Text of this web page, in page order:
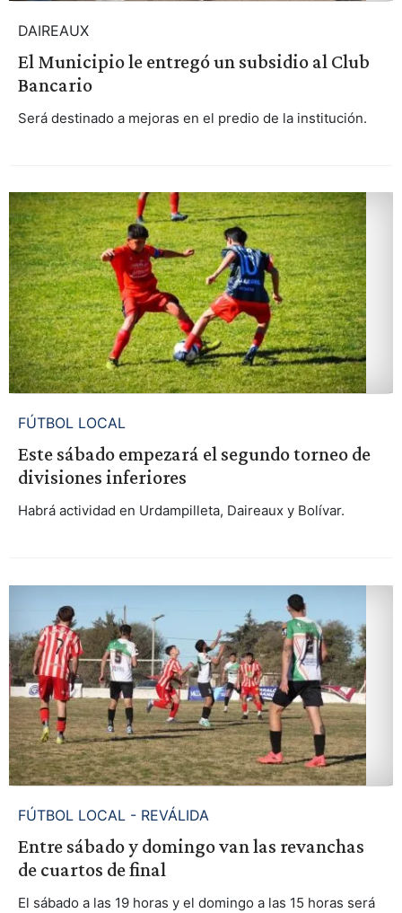
DAIREAUX
El Municipio le entregó un subsidio al Club
Bancario
Será destinado a mejoras en el predio de la institución.
FÚTBOL LOCAL
Este sábado empezará el segundo torneo de
divisiones inferiores
Habrá actividad en Urdampilleta, Daireaux y Bolívar.
FÚTBOL LOCAL - REVÁLIDA
Entre sábado y domingo van las revanchas
de cuartos de final
El sábado a las 19 horas y el domingo a las 15 horas será